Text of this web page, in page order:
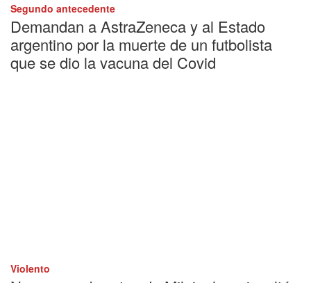
Segundo antecedente
Demandan a AstraZeneca y al Estado
argentino por la muerte de un futbolista
que se dio la vacuna del Covid
Violento